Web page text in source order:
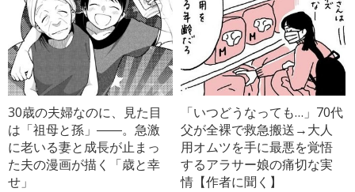
30歳の夫婦なのに、見た目
は「祖母と孫」――。急激
に老いる妻と成長が止まっ
た夫の漫画が描く「歳と幸
せ」
「いつどうなっても…」70代
父が全裸で救急搬送→大人
用オムツを手に最悪を覚悟
するアラサー娘の痛切な実
情【作者に聞く】